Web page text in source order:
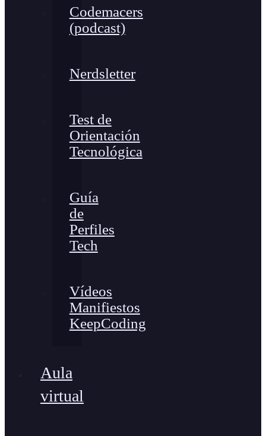
Codemacers
(podcast)
Nerdsletter
Test de
Orientación
Tecnológica
Guía
de
Perfiles
Tech
Vídeos
Manifiestos
KeepCoding
Aula
virtual